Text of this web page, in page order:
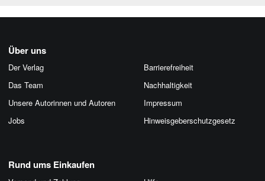
Über uns
Der Verlag
Das Team
Unsere Autorinnen und Autoren
Jobs
Barrierefreiheit
Nachhaltigkeit
Impressum
Hinweis­geber­schutz­gesetz
Rund ums Einkaufen